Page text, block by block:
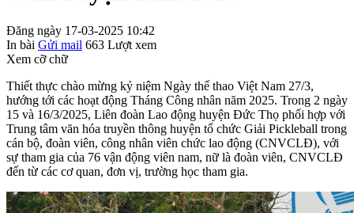
Đăng ngày 17-03-2025 10:42
In bài Gửi mail 663 Lượt xem
Xem cỡ chữ
Thiết thực chào mừng kỷ niệm Ngày thể thao Việt Nam 27/3,
hướng tới các hoạt động Tháng Công nhân năm 2025. Trong 2 ngày
15 và 16/3/2025, Liên đoàn Lao động huyện Đức Thọ phối hợp với
Trung tâm văn hóa truyền thông huyện tổ chức Giải Pickleball trong
cán bộ, đoàn viên, công nhân viên chức lao động (CNVCLĐ), với
sự tham gia của 76 vận động viên nam, nữ là đoàn viên, CNVCLĐ
đến từ các cơ quan, đơn vị, trường học tham gia.